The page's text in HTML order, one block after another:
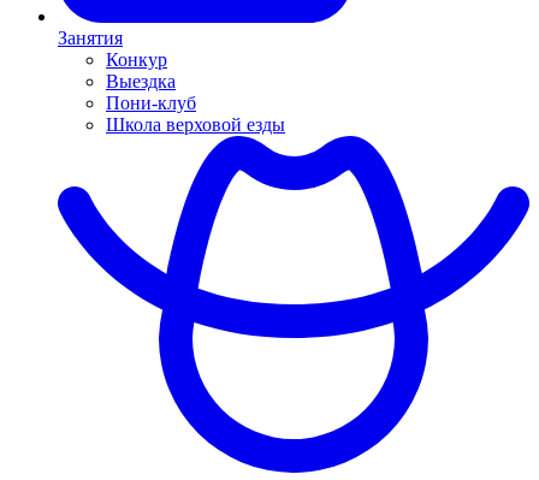
Занятия
Конкур
Выездка
Пони-клуб
Школа верховой езды